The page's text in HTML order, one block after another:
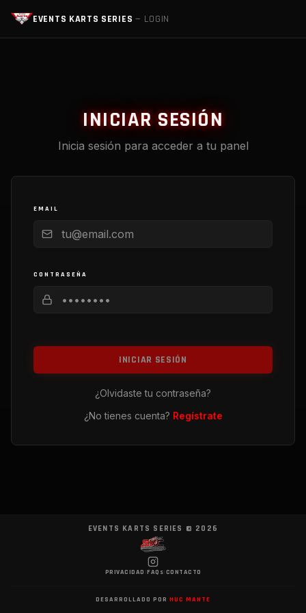
EVENTS KARTS SERIES — LOGIN
INICIAR SESIÓN
Inicia sesión para acceder a tu panel
EMAIL
CONTRASEÑA
INICIAR SESIÓN
¿Olvidaste tu contraseña?
¿No tienes cuenta? Regístrate
EVENTS KARTS SERIES © 2026
PRIVACIDAD FAQs CONTACTO
DESARROLLADO POR HUC MANTE